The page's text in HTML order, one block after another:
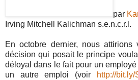
par
Irving Mitchell Kalichman s.e.n.c.r.l.
En octobre dernier, nous attirions
décision qui posait le principe
déloyal dans le fait pour un
un autre emploi (voir
http://bit.ly/